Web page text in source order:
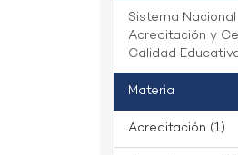
Sistema
Acreditación y
Calidad
Materia
Acreditación (1)